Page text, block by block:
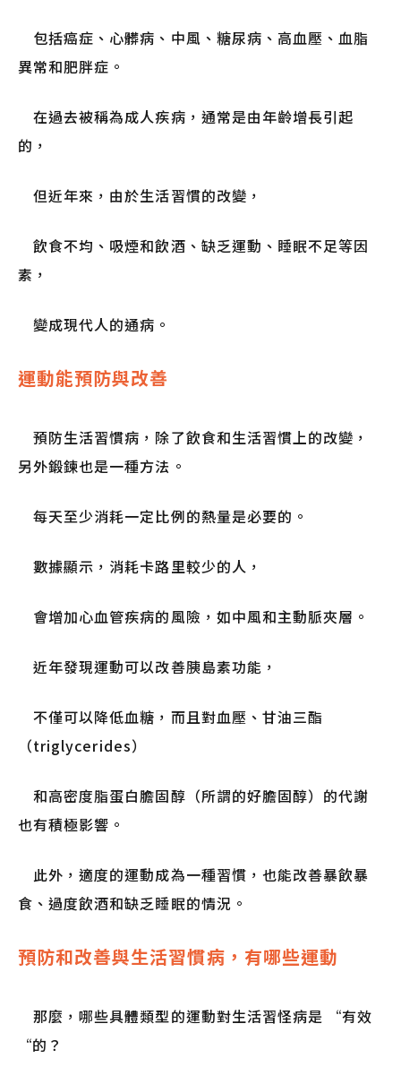
包括癌症、心髒病、中風、糖尿病、高血壓、血脂
異常和肥胖症。
在過去被稱為成人疾病，通常是由年齡增長引起
的，
但近年來，由於生活習慣的改變，
飲食不均、吸煙和飲酒、缺乏運動、睡眠不足等因
素，
變成現代人的通病。
運動能預防與改善
預防生活習慣病，除了飲食和生活習慣上的改變，
另外鍛鍊也是一種方法。
每天至少消耗一定比例的熱量是必要的。
數據顯示，消耗卡路里較少的人，
會增加心血管疾病的風險，如中風和主動脈夾層。
近年發現運動可以改善胰島素功能，
不僅可以降低血糖，而且對血壓、甘油三酯
（triglycerides）
和高密度脂蛋白膽固醇（所謂的好膽固醇）的代謝
也有積極影響。
此外，適度的運動成為一種習慣，也能改善暴飲暴
食、過度飲酒和缺乏睡眠的情況。
預防和改善與生活習慣病，有哪些運動
那麼，哪些具體類型的運動對生活習怪病是 “有效
“的？